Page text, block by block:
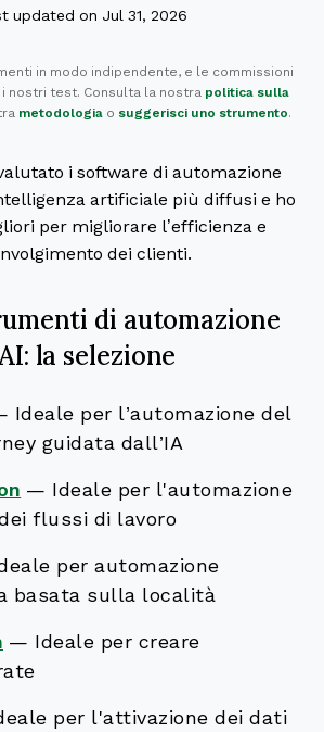
updated on Jul 31, 2026
in modo indipendente, e le commissioni
i nostri test. Consulta la nostra politica sulla
metodologiao suggerisci uno strumento.
i software di automazione
artificiale più diffusi e ho
per migliorare l’efficienza e
dei clienti.
di automazione
la selezione
Ideale per l’automazione del
guidata dall’IA
— Ideale per l'automazione
flussi di lavoro
per automazione
basata sulla località
— Ideale per creare
per l'attivazione dei dati